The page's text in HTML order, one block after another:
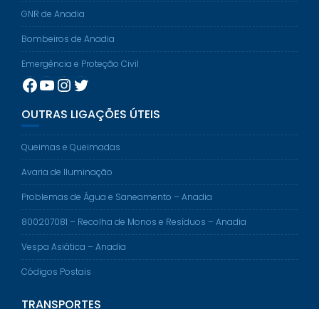
GNR de Anadia
Bombeiros de Anadia
Emergência e Proteção Civil
Facebook
YouTube
Instagram
Twitter
OUTRAS LIGAÇÕES ÚTEIS
Queimas e Queimadas
Avaria de Iluminação
Problemas de Água e Saneamento – Anadia
800207081 – Recolha de Monos e Resíduos – Anadia
Vespa Asiática – Anadia
Códigos Postais
TRANSPORTES